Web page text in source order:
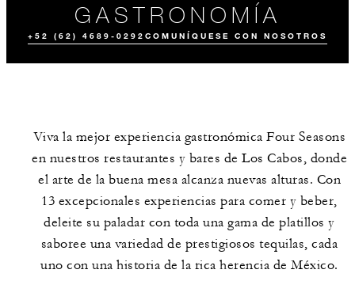
GASTRONOMÍA
+52 (62) 4689-0292 COMUNÍQUESE CON NOSOTROS
TODOS LOS
SERVICIOS DE
COMIDAS Y
BEBIDAS
VIVENCIAS
CULINARIAS
Viva la mejor experiencia gastronómica Four Seasons
en nuestros restaurantes y bares de Los Cabos, donde
el arte de la buena mesa alcanza nuevas alturas. Con
13 excepcionales experiencias para comer y beber,
deleite su paladar con toda una gama de platillos y
saboree una variedad de prestigiosos tequilas, cada
uno con una historia de la rica herencia de México.